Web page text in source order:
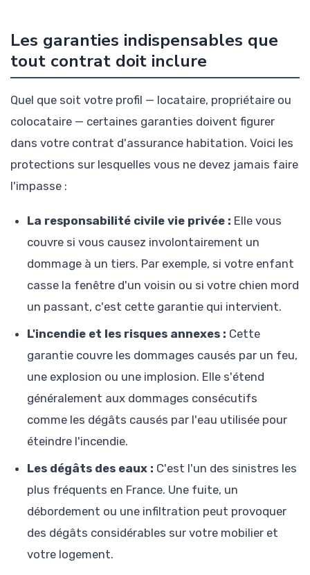
Les garanties indispensables que
tout contrat doit inclure
Quel que soit votre profil — locataire, propriétaire ou
colocataire — certaines garanties doivent figurer
dans votre contrat d'assurance habitation. Voici les
protections sur lesquelles vous ne devez jamais faire
l'impasse :
La responsabilité civile vie privée : Elle vous
couvre si vous causez involontairement un
dommage à un tiers. Par exemple, si votre enfant
casse la fenêtre d'un voisin ou si votre chien mord
un passant, c'est cette garantie qui intervient.
L'incendie et les risques annexes : Cette
garantie couvre les dommages causés par un feu,
une explosion ou une implosion. Elle s'étend
généralement aux dommages consécutifs
comme les dégâts causés par l'eau utilisée pour
éteindre l'incendie.
Les dégâts des eaux : C'est l'un des sinistres les
plus fréquents en France. Une fuite, un
débordement ou une infiltration peut provoquer
des dégâts considérables sur votre mobilier et
votre logement.